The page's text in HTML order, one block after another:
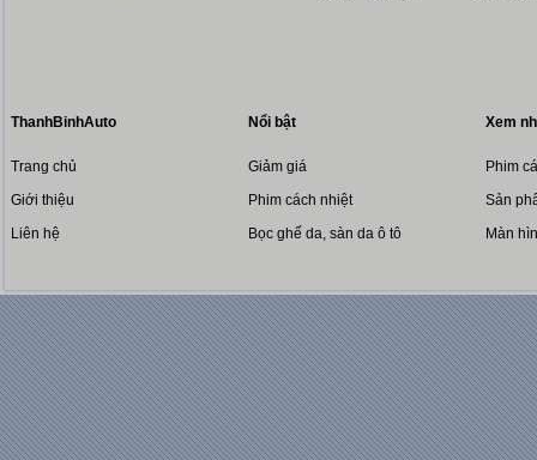
ThanhBinhAuto
Trang chủ
Giới thiệu
Liên hệ
Nổi bật
Giảm giá
Phim cách nhiệt
Bọc ghế da, sàn da ô tô
Xem
Phim
Sản
Màn